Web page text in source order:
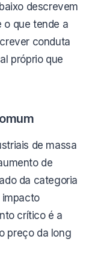
descrevem
o que tende a
conduta
próprio que
de massa
de
da categoria
impacto
crítico é a
preço da long